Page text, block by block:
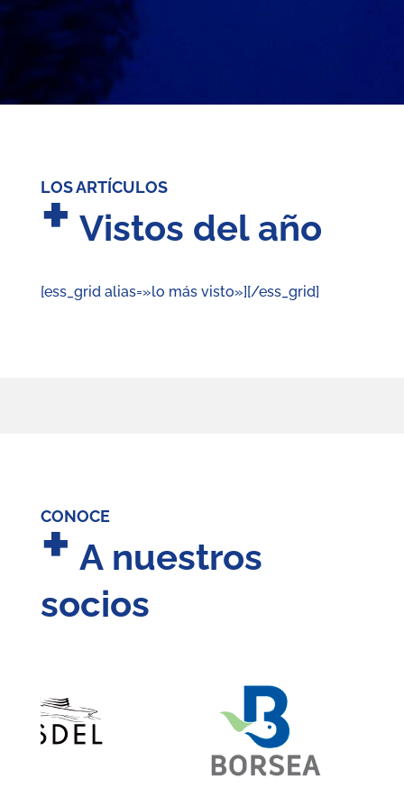
LOS ARTÍCULOS
+Vistos del año
[ess_grid alias=»lo más visto»][/ess_grid]
CONOCE
+A nuestros
socios